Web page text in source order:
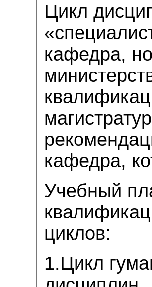
Цикл
кафедра,
кафедра,
Учебный
циклов:
1.Цикл